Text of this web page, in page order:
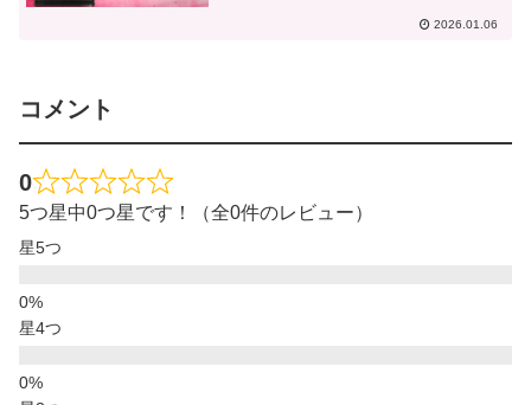
2026.01.06
コメント
0
5つ星中0つ星です！（全0件のレビュー）
星5つ
星4つ